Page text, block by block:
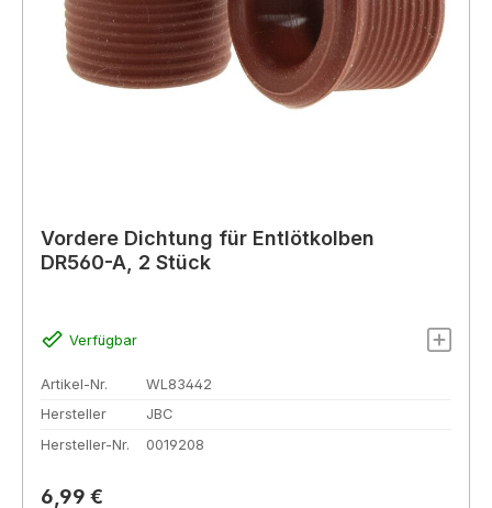
Vordere Dichtung für Entlötkolben
DR560-A, 2 Stück
Verfügbar
Artikel-Nr.
WL83442
Hersteller
JBC
Hersteller-Nr.
0019208
Regulärer Preis:
6,99 €